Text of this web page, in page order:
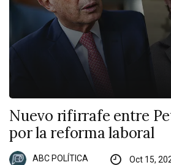
Nuevo rifirrafe entre
por la reforma laboral
ABC POLÍTICA Oct 15,